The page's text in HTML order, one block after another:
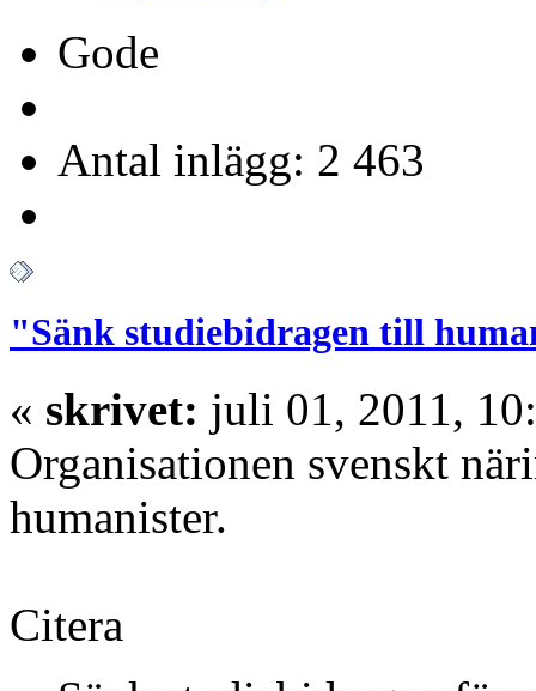
Gode
Antal inlägg: 2 463
"Sänk studiebidragen till
« skrivet: juli 01, 2011,
Organisationen svenskt
humanister.
Citera